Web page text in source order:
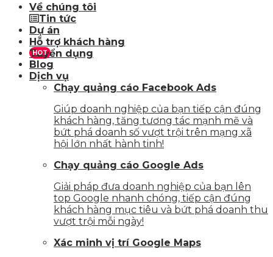
Về chúng tôi
Tin tức
Dự án
Hỗ trợ khách hàng
Tuyển dụng
HOT
Blog
Dịch vụ
Chạy quảng cáo Facebook Ads
Giúp doanh nghiệp của bạn tiếp cận đúng
khách hàng, tăng tương tác mạnh mẽ và
bứt phá doanh số vượt trội trên mạng xã
hội lớn nhất hành tinh!
Chạy quảng cáo Google Ads
Giải pháp đưa doanh nghiệp của bạn lên
top Google nhanh chóng, tiếp cận đúng
khách hàng mục tiêu và bứt phá doanh thu
vượt trội mỗi ngày!
Xác minh vị trí Google Maps